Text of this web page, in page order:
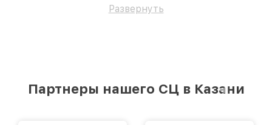
Развернуть
Партнеры нашего СЦ в Казани